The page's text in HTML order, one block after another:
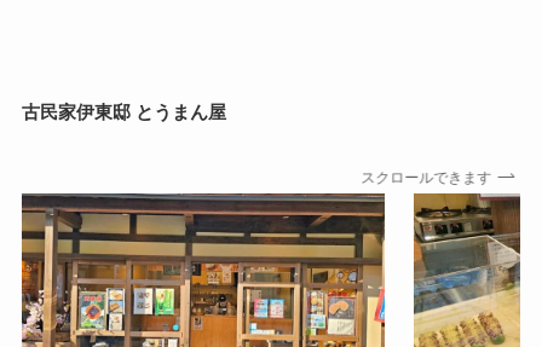
古民家伊東邸 とうまん屋
スクロールできます